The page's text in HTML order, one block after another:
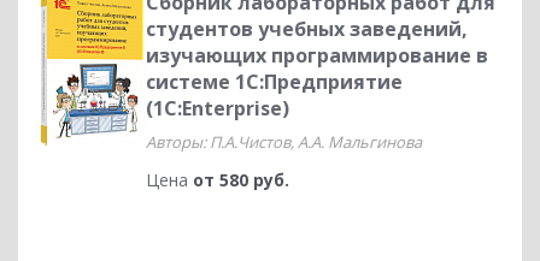
студентов учебных заведений,
изучающих программирование в
системе 1С:Предприятие
(1С:Enterprise)
Авторы: П.А.Чистов, А.А. Мальгинова
Цена от 580 руб.